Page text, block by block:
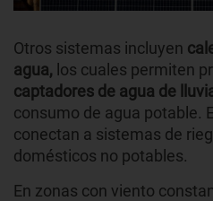
Otros sistemas incluyen
agua, los cuales permiten
captadores de agua de
consumo de agua potable.
conectan a sistemas de
domésticos no potables.
En zonas con viento